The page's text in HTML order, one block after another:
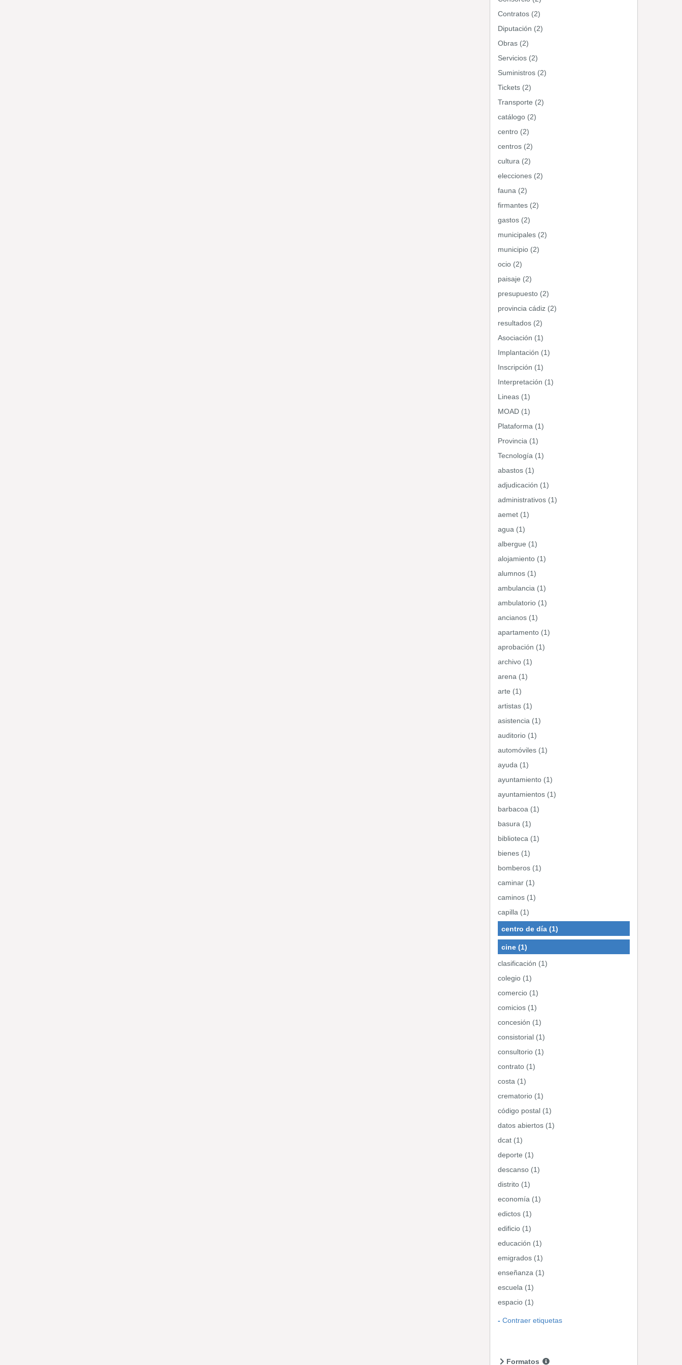
Contratos (2)
Diputación (2)
Obras (2)
Servicios (2)
Suministros (2)
Tickets (2)
Transporte (2)
catálogo (2)
centro (2)
centros (2)
cultura (2)
elecciones (2)
fauna (2)
firmantes (2)
gastos (2)
municipales (2)
municipio (2)
ocio (2)
paisaje (2)
presupuesto (2)
provincia cádiz (2)
resultados (2)
Asociación (1)
Implantación (1)
Inscripción (1)
Interpretación (1)
Lineas (1)
MOAD (1)
Plataforma (1)
Provincia (1)
Tecnología (1)
abastos (1)
adjudicación (1)
administrativos (1)
aemet (1)
agua (1)
albergue (1)
alojamiento (1)
alumnos (1)
ambulancia (1)
ambulatorio (1)
ancianos (1)
apartamento (1)
aprobación (1)
archivo (1)
arena (1)
arte (1)
artistas (1)
asistencia (1)
auditorio (1)
automóviles (1)
ayuda (1)
ayuntamiento (1)
ayuntamientos (1)
barbacoa (1)
basura (1)
biblioteca (1)
bienes (1)
bomberos (1)
caminar (1)
caminos (1)
capilla (1)
centro de día (1)
cine (1)
clasificación (1)
colegio (1)
comercio (1)
comicios (1)
concesión (1)
consistorial (1)
consultorio (1)
contrato (1)
costa (1)
crematorio (1)
código postal (1)
datos abiertos (1)
dcat (1)
deporte (1)
descanso (1)
distrito (1)
economía (1)
edictos (1)
edificio (1)
educación (1)
emigrados (1)
enseñanza (1)
escuela (1)
espacio (1)
Contraer etiquetas
Formatos